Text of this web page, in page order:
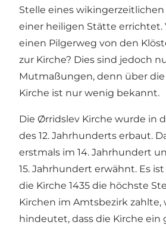
Stelle eines
einer heiligen Stätte errichtet.
einen Pilgerweg von den
zur Kirche? Dies sind jedoch
Mutmaßungen, denn über
Kirche ist nur wenig bekannt.
Die Ørridslev Kirche wurde in
des 12. Jahrhunderts erbaut.
erstmals im 14. Jahrhundert
15. Jahrhundert erwähnt. Es
die Kirche 1435 die höchste
Kirchen im Amtsbezirk zahlte,
hindeutet, dass die Kirche ein